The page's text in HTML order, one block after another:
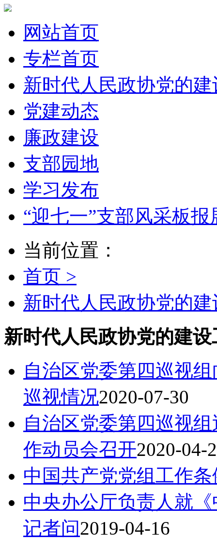
网站首页
专栏首页
新时代人民政协党的
党建动态
廉政建设
支部园地
学习发布
“迎七一”支部风采板报
当前位置：
首页 >
新时代人民政协党的
新时代人民政协党的建设
自治区党委第四巡视
巡视情况2020-07-30
自治区党委第四巡视
作动员会召开2020-04-
中国共产党党组工作条
中央办公厅负责人就
记者问2019-04-16